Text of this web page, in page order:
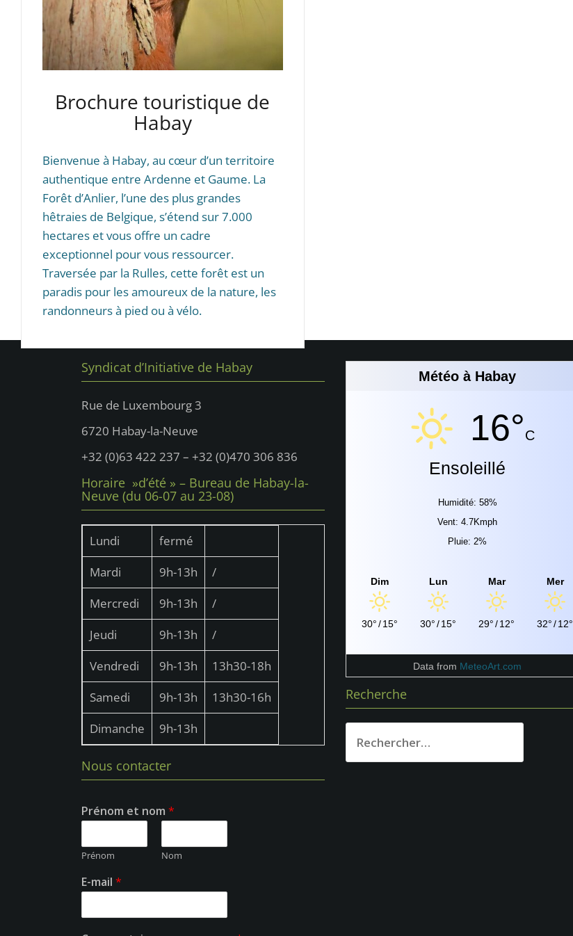
Brochure touristique de
Habay
Bienvenue à Habay, au cœur d’un territoire
authentique entre Ardenne et Gaume. La
Forêt d’Anlier, l’une des plus grandes
hêtraies de Belgique, s’étend sur 7.000
hectares et vous offre un cadre
exceptionnel pour vous ressourcer.
Traversée par la Rulles, cette forêt est un
paradis pour les amoureux de la nature, les
randonneurs à pied ou à vélo.
Syndicat d’Initiative de Habay
Rue de Luxembourg 3
6720 Habay-la-Neuve
+32 (0)63 422 237 – +32 (0)470 306 836
Horaire »d’été » – Bureau de Habay-la-
Neuve (du 06-07 au 23-08)
Lundi
fermé
Mardi
9h-13h
/
Mercredi
9h-13h
/
Jeudi
9h-13h
/
Vendredi
9h-13h
13h30-18h
Samedi
9h-13h
13h30-16h
Dimanche
9h-13h
Nous contacter
Prénom et nom *
Prénom Nom
E-mail *
Météo à Habay
16°C
Ensoleillé
Humidité: 58%
Vent: 4.7Kmph
Pluie: 2%
Dim
30°/15°
Lun
30°/15°
Mar
29°/12°
Mer
32°/12°
Data from MeteoArt.com
Recherche